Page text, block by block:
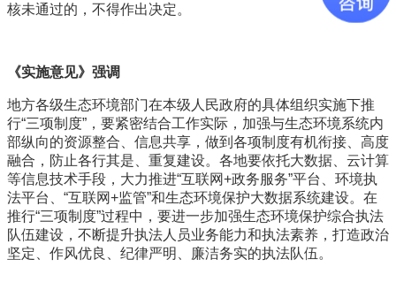
核未通过的，不得作出决定。
《实施意见》强调
地方各级生态环境部门在本级人民政府的具体组织实施下推
行“三项制度”，要紧密结合工作实际，加强与生态环境系统内
部纵向的资源整合、信息共享，做到各项制度有机衔接、高度
融合，防止各行其是、重复建设。各地要依托大数据、云计算
等信息技术手段，大力推进“互联网+政务服务”平台、环境执
法平台、“互联网+监管”和生态环境保护大数据系统建设。在
推行“三项制度”过程中，要进一步加强生态环境保护综合执法
队伍建设，不断提升执法人员业务能力和执法素养，打造政治
坚定、作风优良、纪律严明、廉洁务实的执法队伍。